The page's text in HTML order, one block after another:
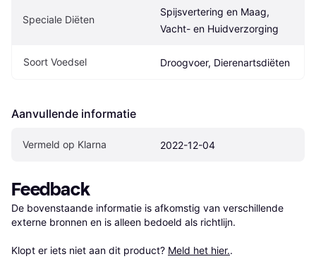
Speciale Diëten
Spijsvertering en Maag,
Vacht- en Huidverzorging
Soort Voedsel Droogvoer, Dierenartsdiëten
Aanvullende informatie
Vermeld op Klarna 2022-12-04
Feedback
De bovenstaande informatie is afkomstig van verschillende
externe bronnen en is alleen bedoeld als richtlijn.
Klopt er iets niet aan dit product? Meld het hier..